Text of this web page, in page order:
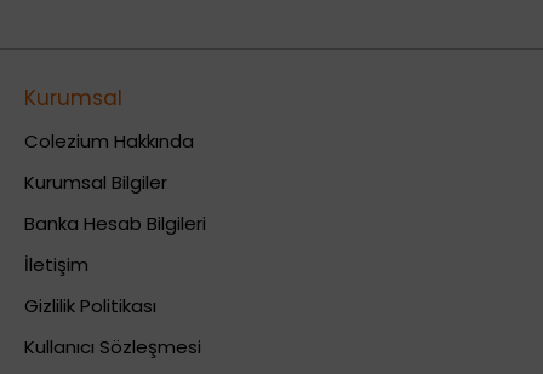
Kurumsal
Colezium Hakkında
Kurumsal Bilgiler
Banka Hesab Bilgileri
İletişim
Gizlilik Politikası
Kullanıcı Sözleşmesi